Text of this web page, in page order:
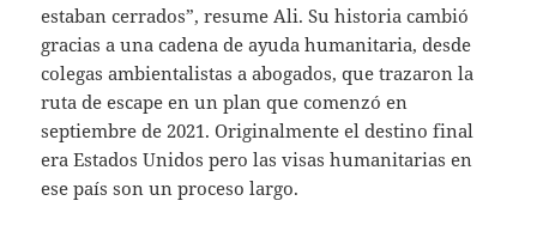
estaban cerrados”, resume Ali. Su historia cambió
gracias a una cadena de ayuda humanitaria, desde
colegas ambientalistas a abogados, que trazaron la
ruta de escape en un plan que comenzó en
septiembre de 2021. Originalmente el destino final
era Estados Unidos pero las visas humanitarias en
ese país son un proceso largo.